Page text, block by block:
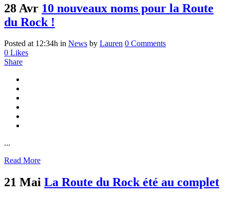
28 Avr 10 nouveaux noms pour la Route
du Rock !
Posted at 12:34h in News by Lauren 0 Comments
0 Likes
Share
...
Read More
21 Mai La Route du Rock été au complet